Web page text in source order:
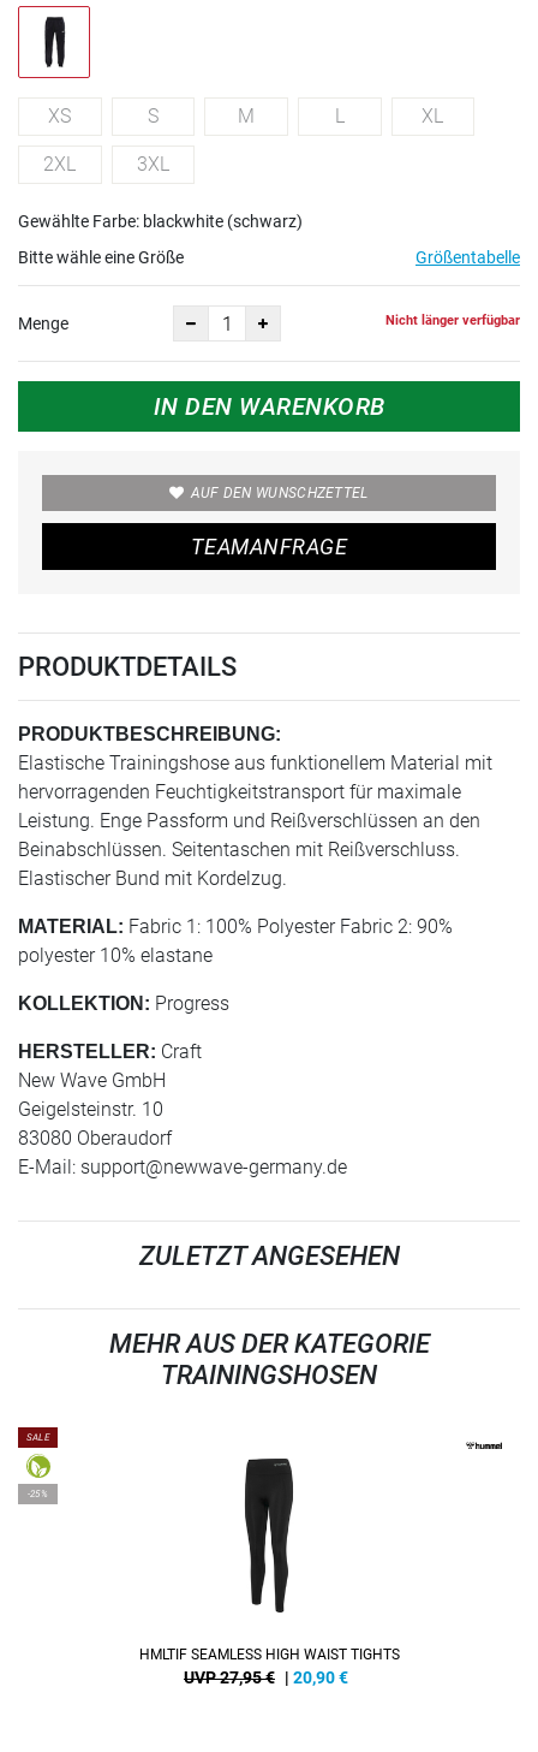
XS S M L XL
2XL 3XL
Gewählte Farbe: blackwhite (schwarz)
Bitte wähle eine Größe
Größentabelle
Menge Nicht länger verfügbar
IN DEN WARENKORB
AUF DEN WUNSCHZETTEL
TEAMANFRAGE
PRODUKTDETAILS
PRODUKTBESCHREIBUNG:
Elastische Trainingshose aus funktionellem Material mit
hervorragenden Feuchtigkeitstransport für maximale
Leistung. Enge Passform und Reißverschlüssen an den
Beinabschlüssen. Seitentaschen mit Reißverschluss.
Elastischer Bund mit Kordelzug.
MATERIAL: Fabric 1: 100% Polyester Fabric 2: 90%
polyester 10% elastane
KOLLEKTION: Progress
HERSTELLER: Craft
New Wave GmbH
Geigelsteinstr. 10
83080 Oberaudorf
E-Mail: support@newwave-germany.de
ZULETZT ANGESEHEN
MEHR AUS DER KATEGORIE
TRAININGSHOSEN
SALE
-25%
HMLTIF SEAMLESS HIGH WAIST TIGHTS
UVP 27,95 € | 20,90€